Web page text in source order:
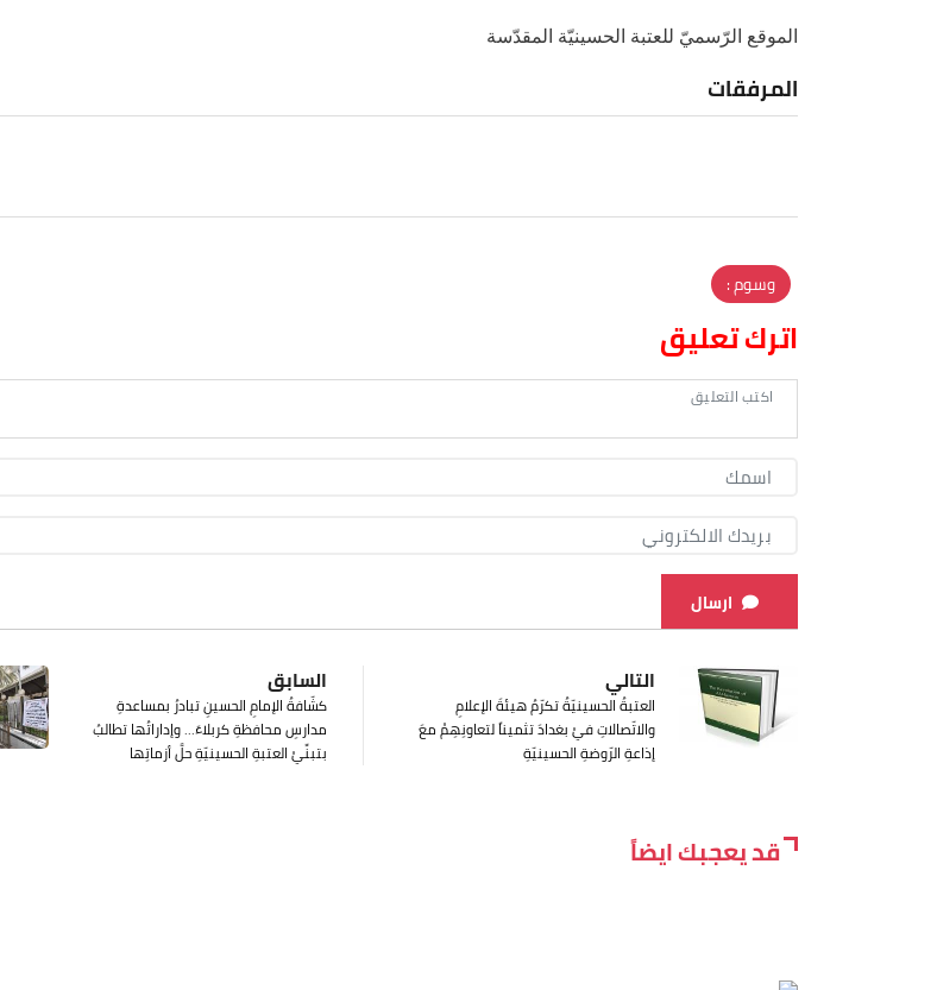
الموقع الرّسميّ للعتبة الحسينيّة المقدّسة
المرفقات
وسوم :
اترك تعليق
ارسال
السابق
كشّافةُ الإمامِ الحسينِ تبادرُ بمساعدةِ
مدارسِ محافظةِ كربلاءَ... وإداراتُها تطالبُ
بتبنِّيْ العتبةِ الحسينيّةِ حلَّ أزماتِها
التالي
العتبةُ الحسينيّةُ تكرّمُ هيئةَ الإعلامِ
والاتّصالاتِ فيْ بغدادَ تثميناً لتعاونِهِمْ معَ
إذاعةِ الرّوضةِ الحسينيّةِ
قد يعجبك ايضاً